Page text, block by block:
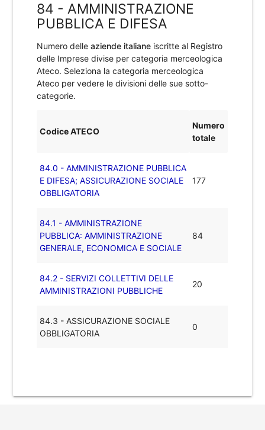
84 - AMMINISTRAZIONE
PUBBLICA E DIFESA
Numero delleaziende italiane iscritte al Registro
delle Imprese divise per categoria merceologica
Ateco. Seleziona la categoria merceologica
Ateco per vedere le divisioni delle sue sotto-
categorie.
Codice ATECO
Numero
totale
84.0 - AMMINISTRAZIONE PUBBLICA
E DIFESA; ASSICURAZIONE SOCIALE
OBBLIGATORIA
177
84.1 - AMMINISTRAZIONE
PUBBLICA: AMMINISTRAZIONE
GENERALE, ECONOMICA E SOCIALE
84
84.2 - SERVIZI COLLETTIVI DELLE
AMMINISTRAZIONI PUBBLICHE
20
84.3 - ASSICURAZIONE SOCIALE
OBBLIGATORIA
0